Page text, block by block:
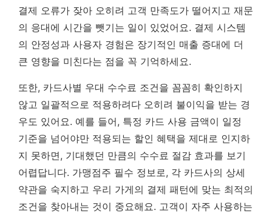
결제 오류가 잦아 오히려 고객 만족도가 떨어지고 재문
의 응대에 시간을 뺏기는 일이 있었어요. 결제 시스템
의 안정성과 사용자 경험은 장기적인 매출 증대에 더
큰 영향을 미친다는 점을 꼭 기억하세요.
또한, 카드사별 우대 수수료 조건을 꼼꼼히 확인하지
않고 일괄적으로 적용하려다 오히려 불이익을 받는 경
우도 있어요. 예를 들어, 특정 카드 사용 금액이 일정
기준을 넘어야만 적용되는 할인 혜택을 제대로 인지하
지 못하면, 기대했던 만큼의 수수료 절감 효과를 보기
어렵답니다. 가맹점주 필수 정보로, 각 카드사의 상세
약관을 숙지하고 우리 가게의 결제 패턴에 맞는 최적의
조건을 찾아내는 것이 중요해요. 고객이 자주 사용하는